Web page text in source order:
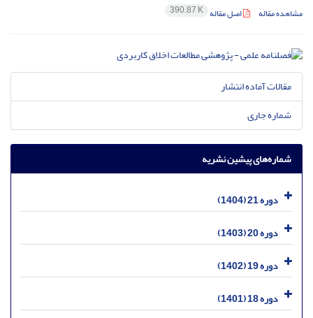
مشاهده مقاله اصل مقاله 390.87 K
مقالات آماده انتشار
شماره جاری
شماره‌های پیشین نشریه
دوره 21 (1404)
دوره 20 (1403)
دوره 19 (1402)
دوره 18 (1401)